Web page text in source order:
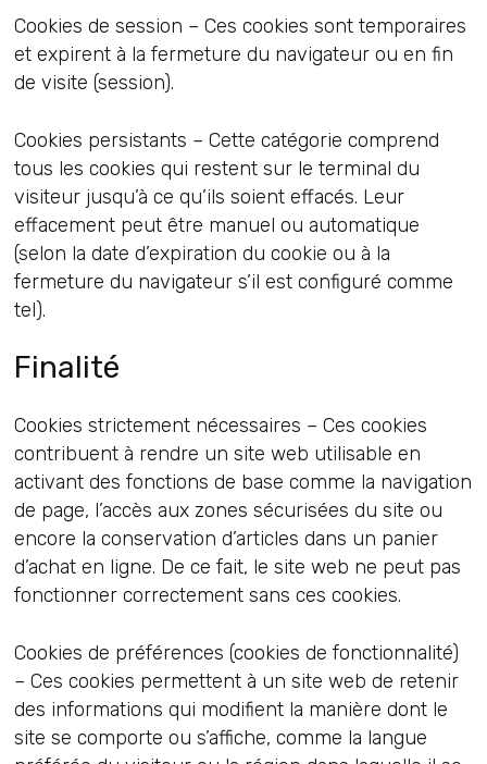
Cookies de session – Ces cookies sont temporaires
et expirent à la fermeture du navigateur ou en fin
de visite (session).
Cookies persistants – Cette catégorie comprend
tous les cookies qui restent sur le terminal du
visiteur jusqu’à ce qu’ils soient effacés. Leur
effacement peut être manuel ou automatique
(selon la date d’expiration du cookie ou à la
fermeture du navigateur s’il est configuré comme
tel).
Finalité
Cookies strictement nécessaires – Ces cookies
contribuent à rendre un site web utilisable en
activant des fonctions de base comme la navigation
de page, l’accès aux zones sécurisées du site ou
encore la conservation d’articles dans un panier
d’achat en ligne. De ce fait, le site web ne peut pas
fonctionner correctement sans ces cookies.
Cookies de préférences (cookies de fonctionnalité)
– Ces cookies permettent à un site web de retenir
des informations qui modifient la manière dont le
site se comporte ou s’affiche, comme la langue